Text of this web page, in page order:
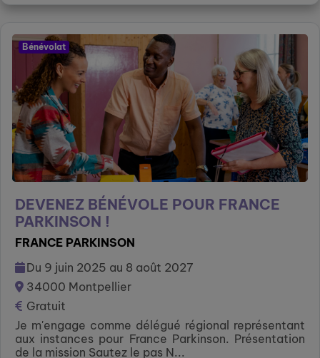
Bénévolat
DEVENEZ BÉNÉVOLE POUR FRANCE
PARKINSON !
FRANCE PARKINSON
Du 9 juin 2025 au 8 août 2027
34000 Montpellier
Gratuit
Je m'engage comme délégué régional représentant
aux instances pour France Parkinson. Présentation
de la mission Sautez le pas N...